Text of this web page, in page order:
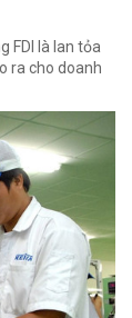
FDI là lan tỏa
ra cho doanh